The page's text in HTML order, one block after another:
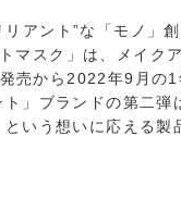
アント”な「モノ」
マスク」は、メイク
売から2022年9月の
」ブランドの第二
いう想いに応える